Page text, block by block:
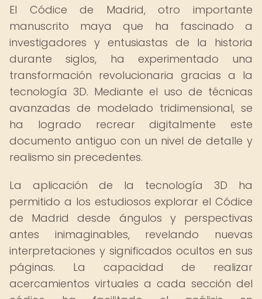
El Códice de Madrid, otro importante
manuscrito maya que ha fascinado a
investigadores y entusiastas de la historia
durante siglos, ha experimentado una
transformación revolucionaria gracias a la
tecnología 3D. Mediante el uso de técnicas
avanzadas de modelado tridimensional, se
ha logrado recrear digitalmente este
documento antiguo con un nivel de detalle y
realismo sin precedentes.
La aplicación de la tecnología 3D ha
permitido a los estudiosos explorar el Códice
de Madrid desde ángulos y perspectivas
antes inimaginables, revelando nuevas
interpretaciones y significados ocultos en sus
páginas. La capacidad de realizar
acercamientos virtuales a cada sección del